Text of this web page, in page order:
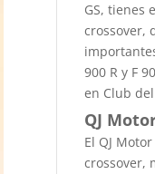
GS, tienes
crossover,
900 R y F
en Club
QJ
El QJ
crossover,